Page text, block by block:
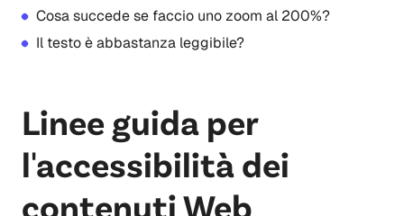
Cosa succede se faccio uno zoom al 200%?
Il testo è abbastanza leggibile?
Linee guida per
l'accessibilità dei
contenuti Web